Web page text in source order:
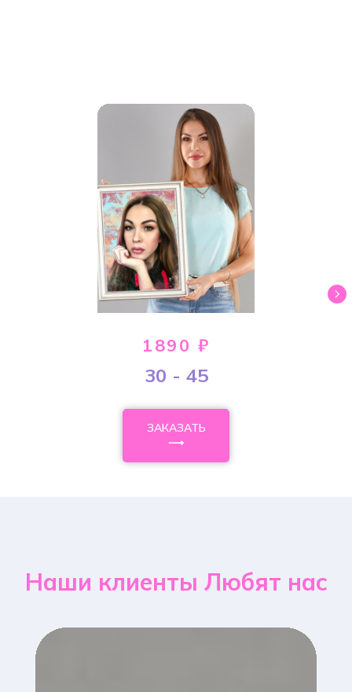
1890 ₽
30 - 45
ЗАКАЗАТЬ
⟶
Наши клиенты Любят нас